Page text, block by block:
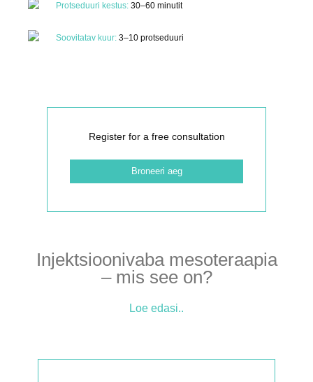
Protseduuri kestus: 30–60 minutit
Soovitatav kuur: 3–10 protseduuri
Register for a free consultation
Broneeri aeg
Injektsioonivaba mesoteraapia
– mis see on?
Loe edasi..